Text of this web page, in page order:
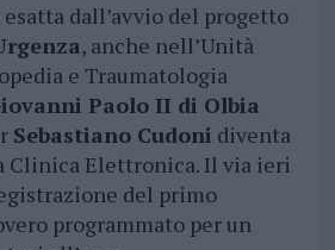
dall’avvio del progetto
, anche nell’Unità
e Traumatologia
Paolo II di Olbia
Sebastiano Cudoni diventa
Clinica Elettronica. Il via ieri
del primo
programmato per un